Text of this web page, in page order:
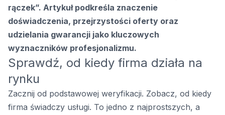
rączek”. Artykuł podkreśla znaczenie
doświadczenia, przejrzystości oferty oraz
udzielania gwarancji jako kluczowych
wyznaczników profesjonalizmu.
Sprawdź, od kiedy firma działa na
rynku
Zacznij od podstawowej weryfikacji. Zobacz, od kiedy
firma świadczy usługi. To jedno z najprostszych, a